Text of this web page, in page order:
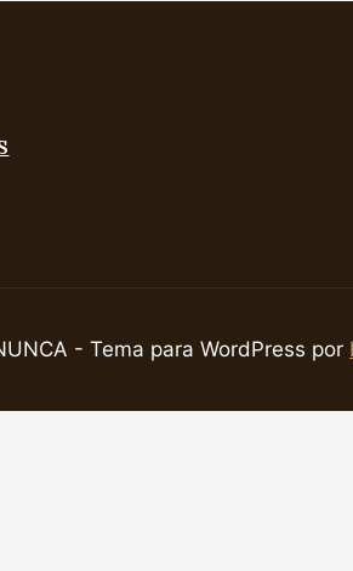
- Tema para WordPress por